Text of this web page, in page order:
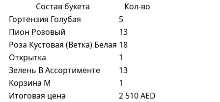
Состав букета
Кол-во
Гортензия Голубая
5
Пион Розовый
13
Роза Кустовая (Ветка) Белая 18
Открытка
1
Зелень В Ассортименте
13
Корзина M
1
Итоговая цена
2 510 AED